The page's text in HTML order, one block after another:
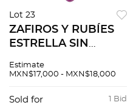
Lot 23
ZAFIROS Y RUBÍES
ESTRELLA SIN
cabujón ~39.51 ct
Estimate
MXN$17,000 - MXN$18,000
1 Bid
Sold for